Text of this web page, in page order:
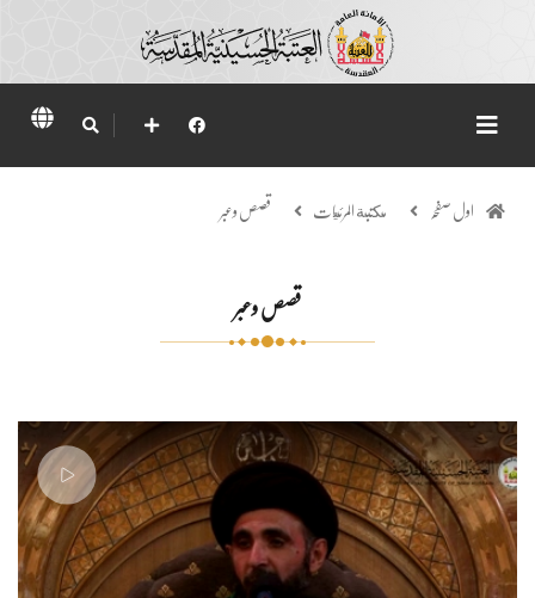
اول صفحہ مكتبة المرئيات قصص وعبر
قصص وعبر